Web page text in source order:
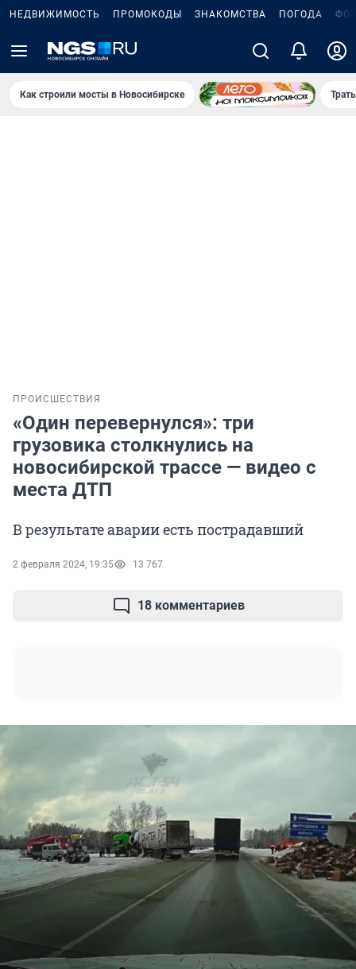
НЕДВИЖИМОСТЬ ПРОМОКОДЫ ЗНАКОМСТВА ПОГОДА
Как строили мосты в Новосибирске
ПРОИСШЕСТВИЯ
«Один перевернулся»: три
грузовика столкнулись на
новосибирской трассе — видео с
места ДТП
В результате аварии есть пострадавший
2 февраля 2024, 19:35 13 767
18 комментариев